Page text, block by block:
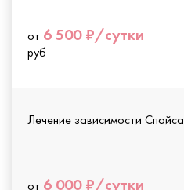
от 6 500 ₽/сутки
руб
Лечение зависимости Спайса
от 6 000 ₽/сутки